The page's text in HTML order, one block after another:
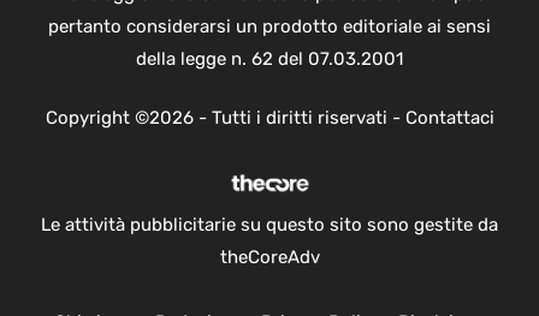
pertanto considerarsi un prodotto editoriale ai sensi
della legge n. 62 del 07.03.2001
Copyright ©2026 - Tutti i diritti riservati - Contattaci
Le attività pubblicitarie su questo sito sono gestite da
theCoreAdv